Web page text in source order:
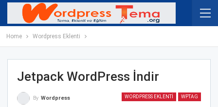
Home Wordpress Eklenti
Jetpack WordPress İndir
WORDPRESS EKLENTI WPTAG
By Wordpress